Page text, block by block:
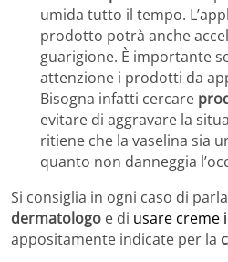
umida tutto il tempo.
prodotto potrà anche
guarigione. È importante
attenzione i prodotti da
Bisogna infatti cercare
evitare di aggravare la
ritiene che la vaselina sia
quanto non danneggia
Si consiglia in ogni caso di
dermatologo e di usare creme
appositamente indicate per la